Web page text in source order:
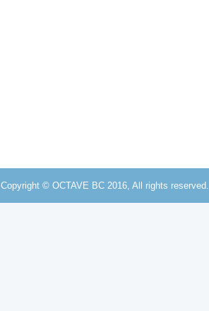
Copyright © OCTAVE BC 2016, All rights reserved.